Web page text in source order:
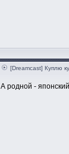
[Dreamcast] Куплю
А родной -